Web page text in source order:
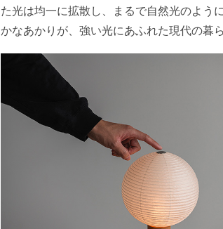
た光は均一に拡散し、まるで自然光のよう
かなあかりが、強い光にあふれた現代の暮